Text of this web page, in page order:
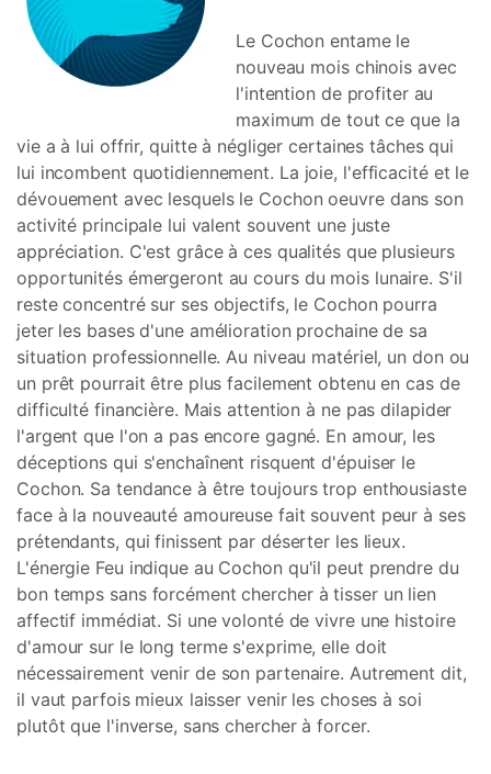
Le Cochon entame le
nouveau mois chinois avec
l'intention de profiter au
maximum de tout ce que la
vie a à lui offrir, quitte à négliger certaines tâches qui
lui incombent quotidiennement. La joie, l'efficacité et le
dévouement avec lesquels le Cochon oeuvre dans son
activité principale lui valent souvent une juste
appréciation. C'est grâce à ces qualités que plusieurs
opportunités émergeront au cours du mois lunaire. S'il
reste concentré sur ses objectifs, le Cochon pourra
jeter les bases d'une amélioration prochaine de sa
situation professionnelle. Au niveau matériel, un don ou
un prêt pourrait être plus facilement obtenu en cas de
difficulté financière. Mais attention à ne pas dilapider
l'argent que l'on a pas encore gagné. En amour, les
déceptions qui s'enchaînent risquent d'épuiser le
Cochon. Sa tendance à être toujours trop enthousiaste
face à la nouveauté amoureuse fait souvent peur à ses
prétendants, qui finissent par déserter les lieux.
L'énergie Feu indique au Cochon qu'il peut prendre du
bon temps sans forcément chercher à tisser un lien
affectif immédiat. Si une volonté de vivre une histoire
d'amour sur le long terme s'exprime, elle doit
nécessairement venir de son partenaire. Autrement dit,
il vaut parfois mieux laisser venir les choses à soi
plutôt que l'inverse, sans chercher à forcer.